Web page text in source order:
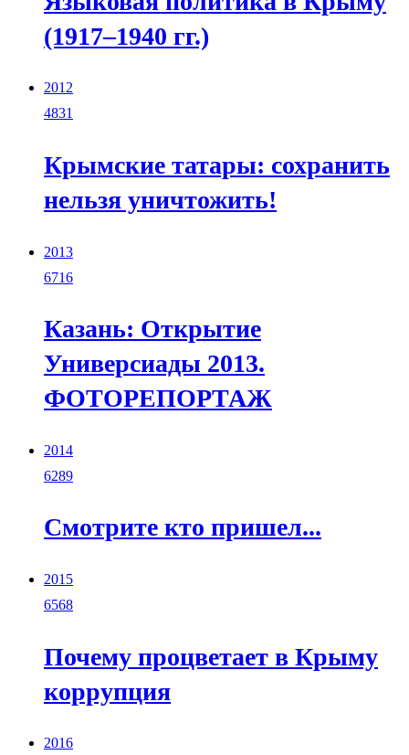
(1917–1940 гг.)
2012
4831
Крымские татары: сохранить
нельзя уничтожить!
2013
6716
Казань: Открытие
Универсиады 2013.
ФОТОРЕПОРТАЖ
2014
6289
Смотрите кто пришел...
2015
6568
Почему процветает в Крыму
коррупция
2016